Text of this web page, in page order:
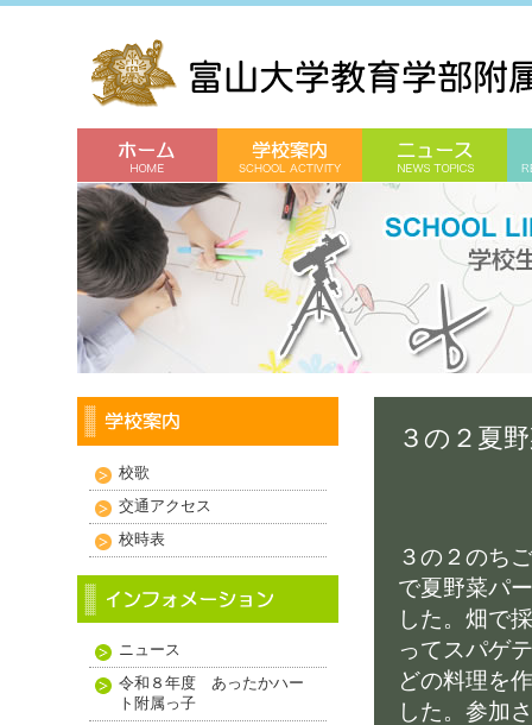
３の２夏
３の２のち
で夏野菜パ
した。畑で
ってスパゲ
どの料理を
した。参加
校歌
交通アクセス
校時表
ニュース
令和８年度 あったかハー
ト附属っ子